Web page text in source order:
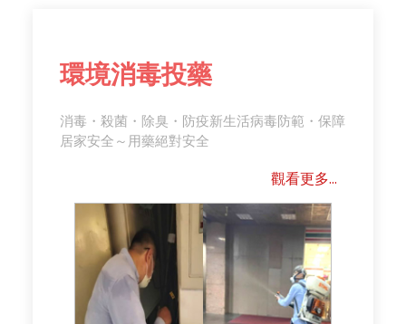
環境消毒投藥
消毒・殺菌・除臭・防疫新生活病毒防範・保障
居家安全～用藥絕對安全
觀看更多...